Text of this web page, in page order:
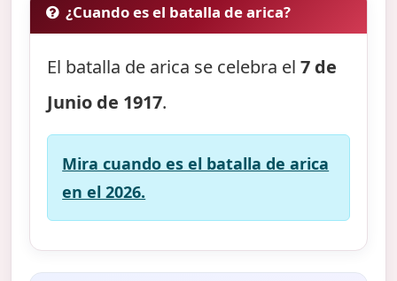
¿Cuando es el batalla de arica?
El batalla de arica se celebra el7 de
Junio de 1917.
Mira cuando es el batalla de arica
en el 2026.